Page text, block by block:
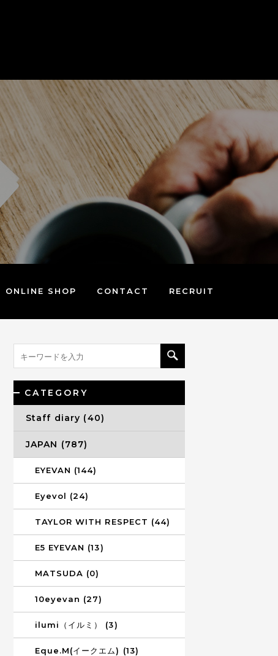
ONLINE SHOP CONTACT RECRUIT
CATEGORY
Staff diary (40)
JAPAN (787)
EYEVAN (144)
Eyevol (24)
TAYLOR WITH RESPECT (44)
E5 EYEVAN (13)
MATSUDA (0)
10eyevan (27)
ilumi（イルミ） (3)
Eque.M(イークエム) (13)